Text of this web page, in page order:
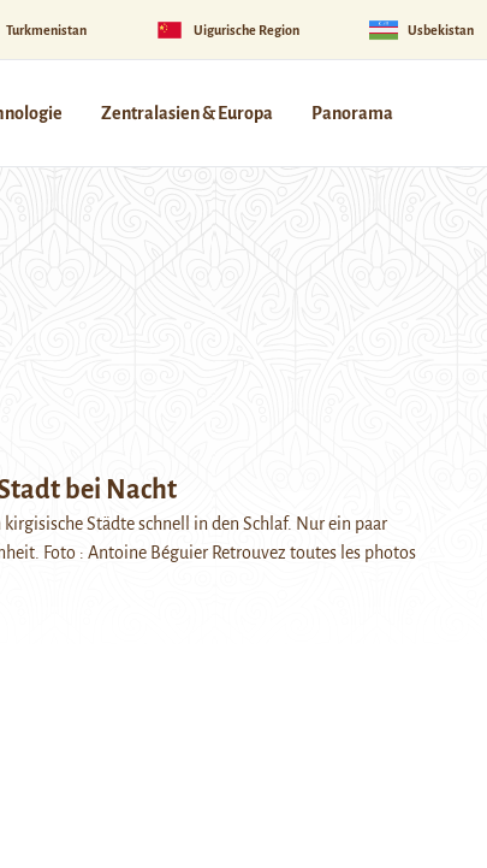
Turkmenistan Uigurische Region Usbekistan
Zentralasien & Europa Panorama
bei Nacht
Städte schnell in den Schlaf. Nur ein paar
Foto : Antoine Béguier Retrouvez toutes les photos